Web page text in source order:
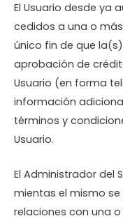
El Usuario desde ya
cedidos a una o
único fin de que
aprobación de
Usuario (en forma
información
términos y
Usuario.
El Administrador del
mientas el mismo
relaciones con una